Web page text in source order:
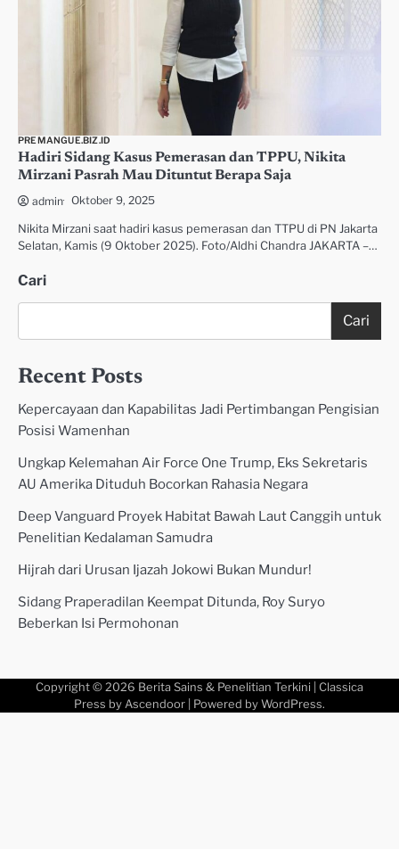
PREMANGUE.BIZ.ID
Hadiri Sidang Kasus Pemerasan dan TPPU, Nikita
Mirzani Pasrah Mau Dituntut Berapa Saja
admin Oktober 9, 2025
Nikita Mirzani saat hadiri kasus pemerasan dan TTPU di PN Jakarta
Selatan, Kamis (9 Oktober 2025). Foto/Aldhi Chandra JAKARTA –…
Cari
Cari
Recent Posts
Kepercayaan dan Kapabilitas Jadi Pertimbangan Pengisian
Posisi Wamenhan
Ungkap Kelemahan Air Force One Trump, Eks Sekretaris
AU Amerika Dituduh Bocorkan Rahasia Negara
Deep Vanguard Proyek Habitat Bawah Laut Canggih untuk
Penelitian Kedalaman Samudra
Hijrah dari Urusan Ijazah Jokowi Bukan Mundur!
Sidang Praperadilan Keempat Ditunda, Roy Suryo
Beberkan Isi Permohonan
Copyright © 2026 Berita Sains & Penelitian Terkini | Classica
Press by Ascendoor | Powered by WordPress.